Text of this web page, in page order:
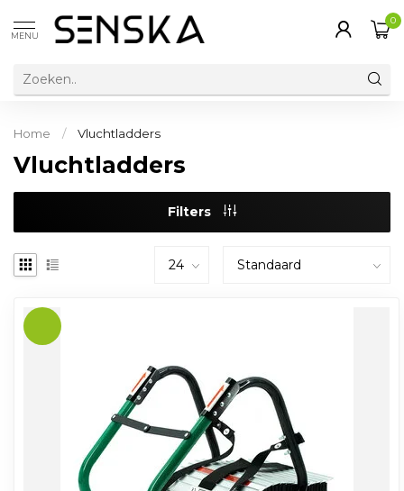
MENU
0
Home / Vluchtladders
Vluchtladders
Filters